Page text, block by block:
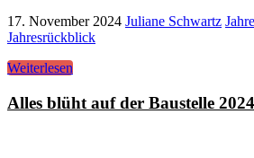
17. November 2024 Juliane Schwartz
Jahresrückblick
Weiterlesen
Alles blüht auf der Baustelle 2024